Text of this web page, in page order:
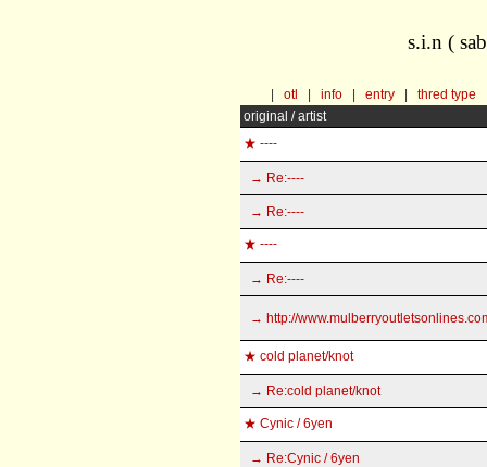
s.i.n (
otl info entry thred type
original / artist
★ ----
→ Re:----
→ Re:----
★ ----
→ Re:----
→ http://
★ cold planet/knot
→ Re:cold planet/knot
★ Cynic / 6yen
→ Re:Cynic / 6yen